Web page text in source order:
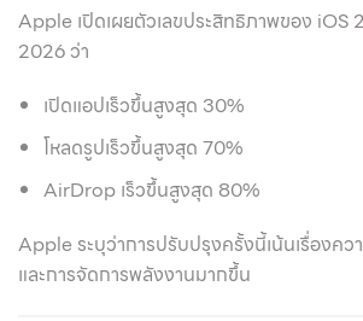
Apple เปิดเผยตัวเลขประสิทธิภาพของ iOS
2026 ว่า
เปิดแอปเร็วขึ้นสูงสุด 30%
โหลดรูปเร็วขึ้นสูงสุด 70%
AirDrop เร็วขึ้นสูงสุด 80%
Apple ระบุว่าการปรับปรุงครั้งนี้เน้นเรื่องคว
และการจัดการพลังงานมากขึ้น